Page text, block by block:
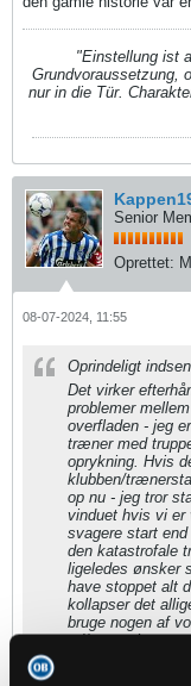
"Einstellung ist
Grundvoraussetzung,
nur in die Tür.
Senior
Oprettet:
08-07-2024, 11:55
Oprindeligt
Det virker
problemer
overfladen - jeg
træner med
oprykning. Hvis
klubben/
op nu - jeg tror
vinduet hvis vi er
svagere start
den katastrofale
ligeledes ønsker
have stoppet alt
kollapser det
bruge nogen af
ud/op - ophæv
nødvendigt
salg skal